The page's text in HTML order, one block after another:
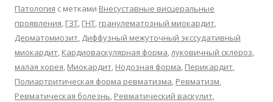
Патология с метками Внесуставные висцеральные
проявления, ГЗТ, ГНТ, гранулематозный миокардит,
Дерматомиозит, Диффузный межуточный экссудативный
миокардит, Кардиоваскулярная форма,луковичный склероз,
малая хорея, Миокардит, Нодозная форма, Перикардит,
Полиартритическая форма ревматизма, Ревматизм,
Ревматическая болезнь, Ревматический васкулит,